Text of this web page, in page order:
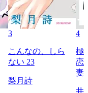
3
こんなの、しら
ない 23
梨月詩
4
極
恋
妻
井